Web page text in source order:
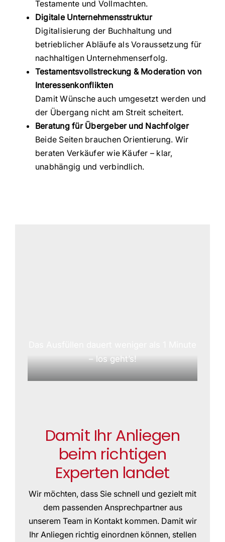
Testamente und Vollmachten.
Digitale Unternehmensstruktur
Digitalisierung der Buchhaltung und
betrieblicher Abläufe als Voraussetzung für
nachhaltigen Unternehmenserfolg.
Testamentsvollstreckung & Moderation von
Interessenkonflikten
Damit Wünsche auch umgesetzt werden und
der Übergang nicht am Streit scheitert.
Beratung für Übergeber und Nachfolger
Beide Seiten brauchen Orientierung. Wir
beraten Verkäufer wie Käufer – klar,
unabhängig und verbindlich.
Damit Ihr Anliegen
beim richtigen
Experten landet
Wir möchten, dass Sie schnell und gezielt mit
dem passenden Ansprechpartner aus
unserem Team in Kontakt kommen. Damit wir
Ihr Anliegen richtig einordnen können, stellen
– los geht’s!